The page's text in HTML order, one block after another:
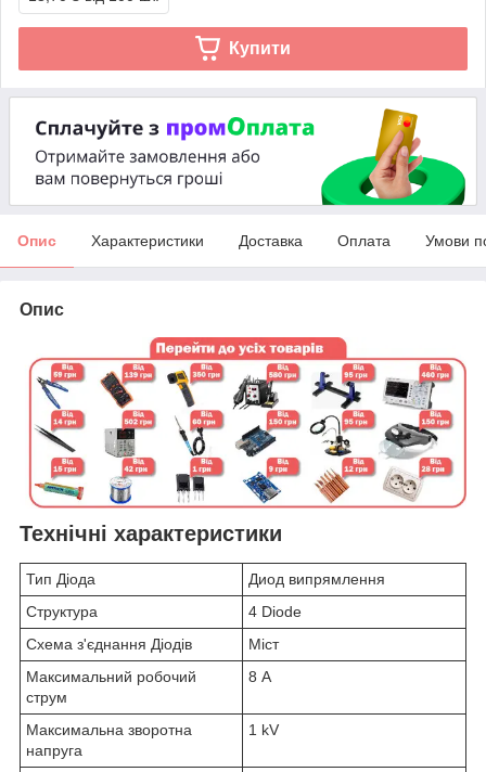
Купити
Опис Характеристики Доставка Оплата Умови
Опис
Технічні характеристики
Тип Діода
Диод випрямлення
Структура
4 Diode
Схема з'єднання Діодів
Міст
Максимальний робочий
струм
8 А
Максимальна зворотна
напруга
1 kV